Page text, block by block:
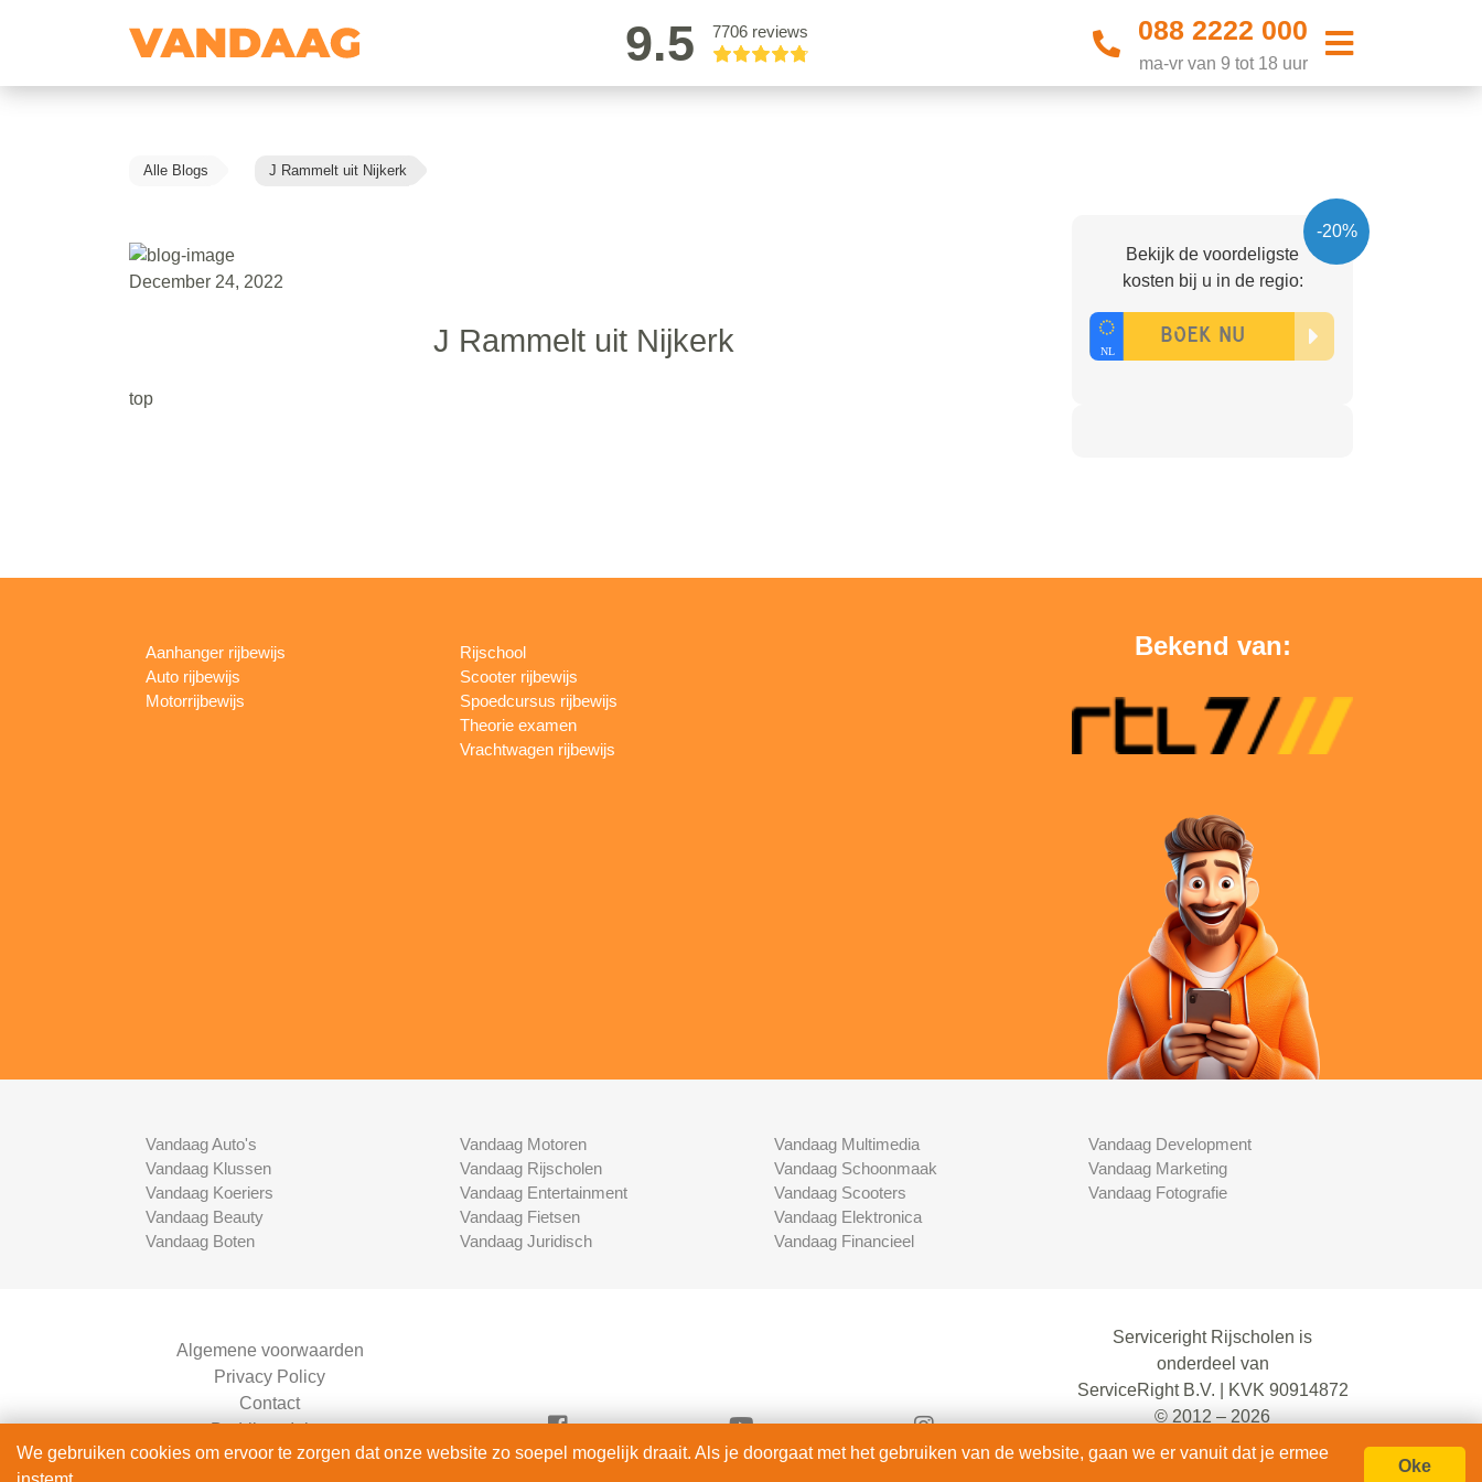
9.5 7706 reviews 088 2222 000
ma-vr van 9 tot 18 uur
Alle Blogs J Rammelt uit Nijkerk
December 24, 2022
J Rammelt uit Nijkerk
top
-20%
Bekijk de voordeligste
kosten bij u in de regio:
Aanhanger rijbewijs
Auto rijbewijs
Motorrijbewijs
Rijschool
Scooter rijbewijs
Spoedcursus rijbewijs
Theorie examen
Vrachtwagen rijbewijs
Bekend van:
Vandaag Auto's
Vandaag Klussen
Vandaag Koeriers
Vandaag Beauty
Vandaag Boten
Vandaag Motoren
Vandaag Rijscholen
Vandaag Entertainment
Vandaag Fietsen
Vandaag Juridisch
Vandaag Multimedia
Vandaag Schoonmaak
Vandaag Scooters
Vandaag Elektronica
Vandaag Financieel
Vandaag Development
Vandaag Marketing
Vandaag Fotografie
Algemene voorwaarden
Privacy Policy
Contact
Bedrijven Inlog
Serviceright Rijscholen is
onderdeel van
ServiceRight B.V. | KVK 90914872
© 2012 – 2026
alle rechten voorbehouden.
We gebruiken cookies om ervoor te zorgen dat onze website zo soepel mogelijk draait. Als je doorgaat met het gebruiken van de website, gaan we er vanuit dat je ermee
Oke